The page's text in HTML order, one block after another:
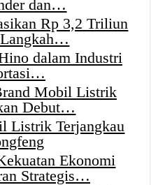
dan…
Rp 3,2 Triliun
dalam Industri
Mobil Listrik
Debut…
Listrik Terjangkau
Ekonomi
Strategis…